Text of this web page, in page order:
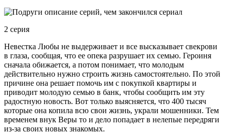
2 серия
Невестка Любы не выдерживает и все высказывает свекрови
в глаза, сообщая, что ее опека разрушает их семью. Героиня
сначала обижается, а потом понимает, что молодым
действительно нужно строить жизнь самостоятельно. По этой
причине она решает помочь им с покупкой квартиры и
приводит молодую семью в банк, чтобы сообщить им эту
радостную новость. Вот только выясняется, что 400 тысяч
которые она копила всю свои жизнь, украли мошенники. Тем
временем внук Веры то и дело попадает в нелепые передряги
из-за своих новых знакомых.